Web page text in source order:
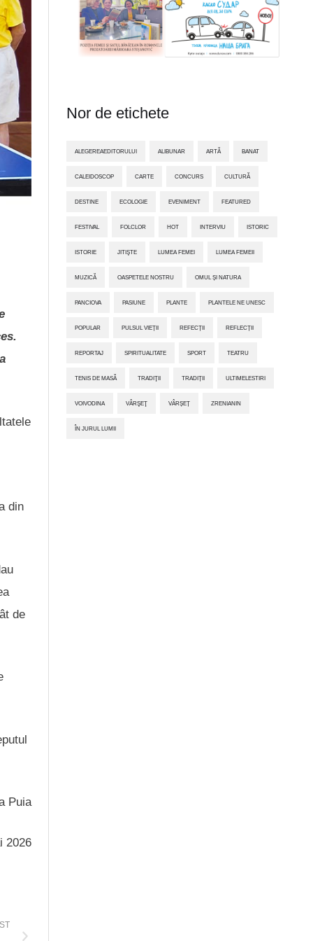
din
de
Puia
2026
Nor de etichete
ALEGEREAEDITORULUI ALIBUNAR ARTĂ BANAT
CALEIDOSCOP CARTE CONCURS CULTURĂ
DESTINE ECOLOGIE EVENIMENT FEATURED
FESTIVAL FOLCLOR HOT INTERVIU ISTORIC
ISTORIE JITIŞTE LUMEA FEMEI LUMEA FEMEII
MUZICĂ OASPETELE NOSTRU OMUL ȘI NATURA
PANCIOVA PASIUNE PLANTE PLANTELE NE UNESC
POPULAR PULSUL VIEȚII REFECȚII REFLECȚII
REPORTAJ SPIRITUALITATE SPORT TEATRU
TENIS DE MASĂ TRADIŢII TRADIȚII ULTIMELESTIRI
VOIVODINA VÂRŞEŢ VÂRȘEȚ ZRENIANIN
ÎN JURUL LUMII